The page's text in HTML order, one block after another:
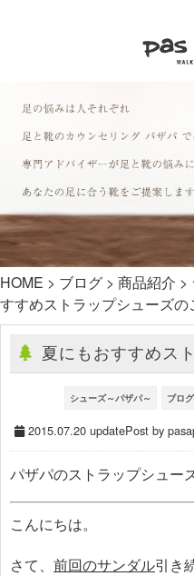
HOME > ブログ > 商品紹介 >
すすめストラップシューズの
夏にもおすすめス
シューズ～パザパ～ ブログ
2015.07.20 updatePost by
パザパのストラップシュー
こんにちは。
さて、 前回のサンダル引き